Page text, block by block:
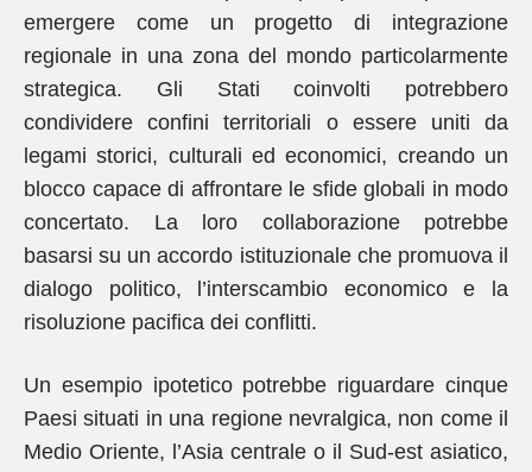
emergere come un progetto di integrazione
regionale in una zona del mondo particolarmente
strategica. Gli Stati coinvolti potrebbero
condividere confini territoriali o essere uniti da
legami storici, culturali ed economici, creando un
blocco capace di affrontare le sfide globali in modo
concertato. La loro collaborazione potrebbe
basarsi su un accordo istituzionale che promuova il
dialogo politico, l’interscambio economico e la
risoluzione pacifica dei conflitti.
Un esempio ipotetico potrebbe riguardare cinque
Paesi situati in una regione nevralgica, non come il
Medio Oriente, l’Asia centrale o il Sud-est asiatico,